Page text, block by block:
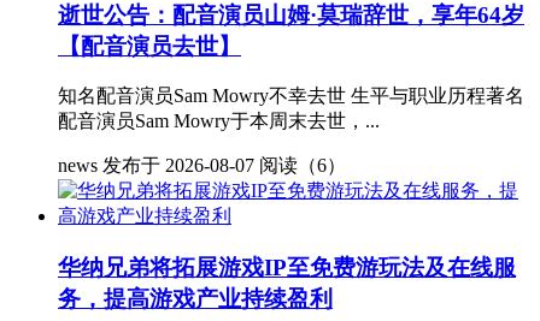
逝世公告：配音演员山姆·莫瑞辞世，享年64岁
【配音演员去世】
知名配音演员Sam Mowry不幸去世 生平与职业历程著名
配音演员Sam Mowry于本周末去世，...
news 发布于 2026-08-07 阅读（6）
华纳兄弟将拓展游戏IP至免费游玩法及在线服
务，提高游戏产业持续盈利